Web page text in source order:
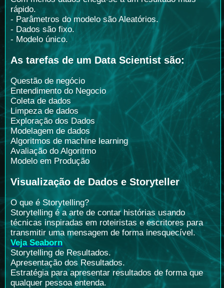
rápido.
- Parâmetros do modelo são Aleatórios.
- Dados são fixo.
- Modelo único.
As tarefas de um Data Scientist são:
Questão de negócio
Entendimento do Negocio
Coleta de dados
Limpeza de dados
Exploração dos Dados
Modelagem de dados
Algoritmos de machine learning
Avaliação do Algoritmo
Modelo em Produção
Visualização de Dados e Storyteller
O que é Storytelling?
Storytelling é a arte de contar histórias usando
técnicas inspiradas em roteiristas e escritores para
transmitir uma mensagem de forma inesquecível.
Veja Seaborn
Storytelling de Resultados.
Apresentação dos Resultados.
Estratégia para apresentar resultados de forma que
qualquer pessoa entenda.